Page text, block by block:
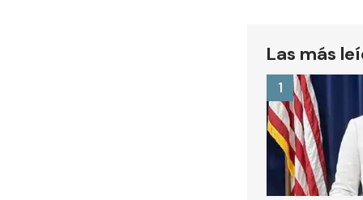
Las más
1